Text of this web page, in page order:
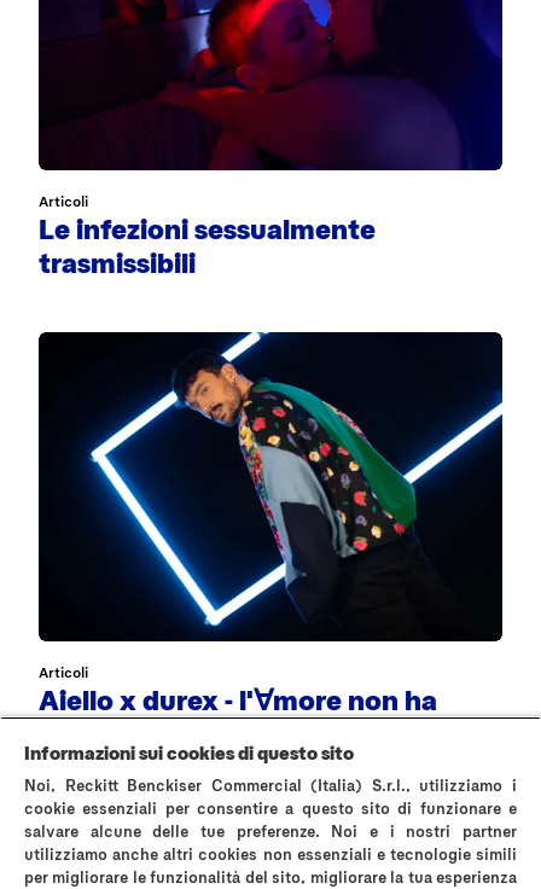
Articoli
Le infezioni sessualmente
trasmissibili
Articoli
Aiello x durex - l'∀more non ha
Informazioni sui cookies di questo sito
Noi, Reckitt Benckiser Commercial (Italia) S.r.l., utilizziamo i
cookie essenziali per consentire a questo sito di funzionare e
salvare alcune delle tue preferenze. Noi e i nostri partner
utilizziamo anche altri cookies non essenziali e tecnologie simili
per migliorare le funzionalità del sito, migliorare la tua esperienza